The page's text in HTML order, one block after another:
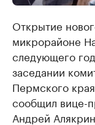
Открытие
микрорайоне
следующего
заседании
Пермского
сообщил вице-
Андрей